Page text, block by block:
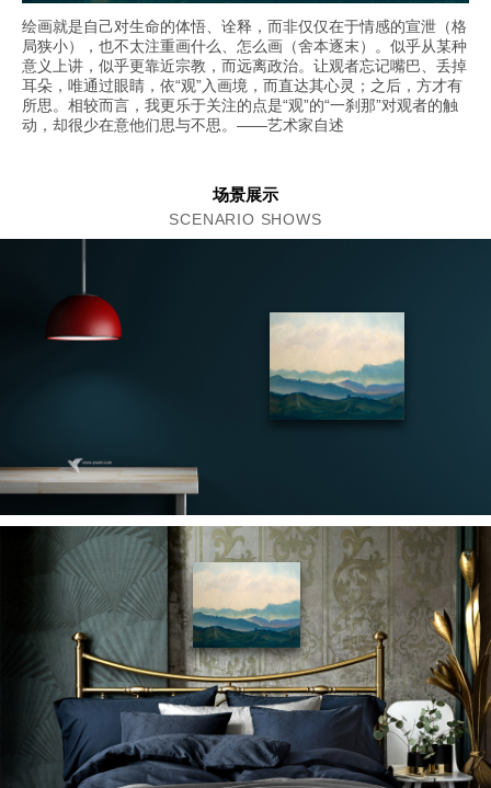
绘画就是自己对生命的体悟、诠释，而非仅仅在于情感的宣泄（格
局狭小），也不太注重画什么、怎么画（舍本逐末）。似乎从某种
意义上讲，似乎更靠近宗教，而远离政治。让观者忘记嘴巴、丢掉
耳朵，唯通过眼睛，依“观”入画境，而直达其心灵；之后，方才有
所思。相较而言，我更乐于关注的点是“观”的“一刹那”对观者的触
动，却很少在意他们思与不思。——艺术家自述
场景展示
SCENARIO SHOWS